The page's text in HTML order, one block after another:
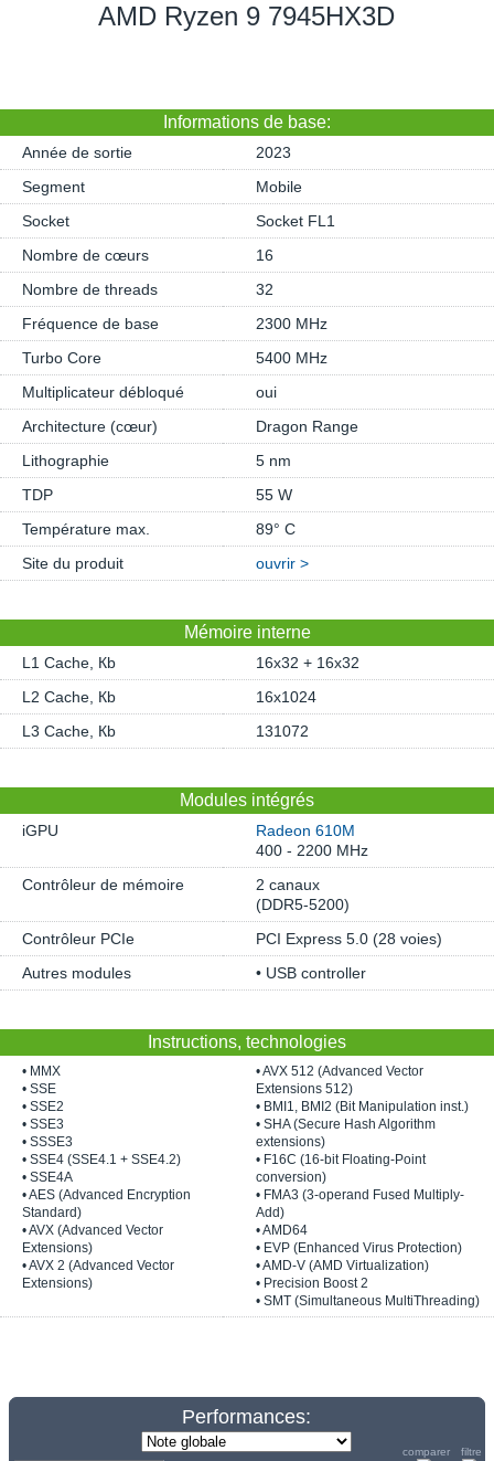
AMD Ryzen 9 7945HX3D
Informations de base:
Année de sortie
2023
Segment
Mobile
Socket
Socket FL1
Nombre de cœurs
16
Nombre de threads
32
Fréquence de base
2300 MHz
Turbo Core
5400 MHz
Multiplicateur débloqué
oui
Architecture (cœur)
Dragon Range
Lithographie
5 nm
TDP
55 W
Température max.
89° C
Site du produit
ouvrir >
Mémoire interne
L1 Cache, Кb
16x32 + 16x32
L2 Cache, Кb
16x1024
L3 Cache, Кb
131072
Modules intégrés
iGPU
Radeon 610M
400 - 2200 MHz
Contrôleur de mémoire
2 canaux
(DDR5-5200)
Contrôleur PCIe
PCI Express 5.0 (28 voies)
Autres modules
• USB controller
Instructions, technologies
• MMX
• SSE
• SSE2
• SSE3
• SSSE3
• SSE4 (SSE4.1 + SSE4.2)
• SSE4A
• AES (Advanced Encryption
Standard)
• AVX (Advanced Vector
Extensions)
• AVX 2 (Advanced Vector
Extensions)
• AVX 512 (Advanced Vector
Extensions 512)
• BMI1, BMI2 (Bit Manipulation inst.)
• SHA (Secure Hash Algorithm
extensions)
• F16C (16-bit Floating-Point
conversion)
• FMA3 (3-operand Fused Multiply-
Add)
• AMD64
• EVP (Enhanced Virus Protection)
• AMD-V (AMD Virtualization)
• Precision Boost 2
• SMT (Simultaneous MultiThreading)
Performances:
comparer filtre